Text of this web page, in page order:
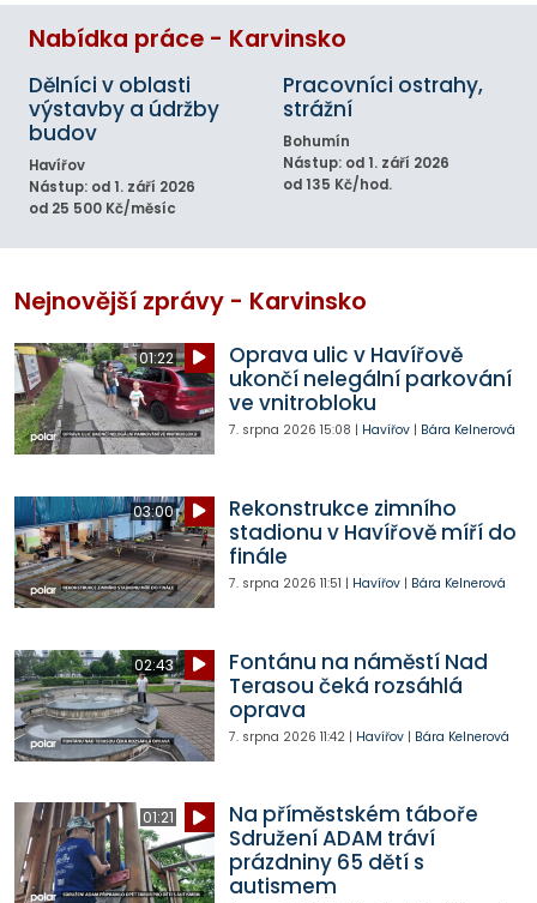
Nabídka práce - Karvinsko
Dělníci v oblasti
výstavby a údržby
budov
Havířov
Nástup: od 1. září 2026
od 25 500 Kč/měsíc
Pracovníci ostrahy,
strážní
Bohumín
Nástup: od 1. září 2026
od 135 Kč/hod.
Nejnovější zprávy - Karvinsko
01:22
Oprava ulic v Havířově
ukončí nelegální parkování
ve vnitrobloku
7. srpna 2026 15:08 | Havířov| Bára Kelnerová
03:00
Rekonstrukce zimního
stadionu v Havířově míří do
finále
7. srpna 2026 11:51 | Havířov| Bára Kelnerová
02:43
Fontánu na náměstí Nad
Terasou čeká rozsáhlá
oprava
7. srpna 2026 11:42| Havířov| Bára Kelnerová
01:21
Na příměstském táboře
Sdružení ADAM tráví
prázdniny 65 dětí s
autismem